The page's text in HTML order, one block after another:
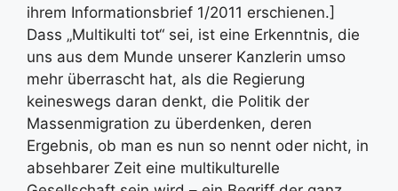
ihrem Informationsbrief 1/2011 erschienen.]
Dass „Multikulti tot“ sei, ist eine Erkenntnis, die
uns aus dem Munde unserer Kanzlerin umso
mehr überrascht hat, als die Regierung
keineswegs daran denkt, die Politik der
Massenmigration zu überdenken, deren
Ergebnis, ob man es nun so nennt oder nicht, in
absehbarer Zeit eine multikulturelle